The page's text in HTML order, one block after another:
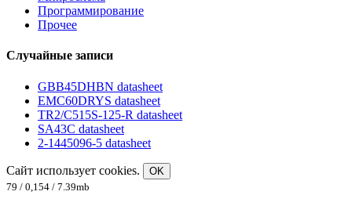
Программирование
Прочее
Случайные записи
GBB45DHBN datasheet
EMC60DRYS datasheet
TR2/C515S-125-R datasheet
SA43C datasheet
2-1445096-5 datasheet
Сайт использует cookies.
OK
79 / 0,154 / 7.39mb